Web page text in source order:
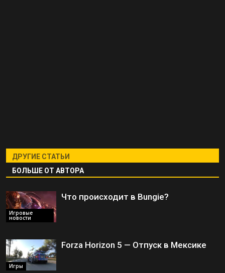
ДРУГИЕ СТАТЬИ
БОЛЬШЕ ОТ АВТОРА
Игровые
новости
Что происходит в Bungie?
Игры
Forza Horizon 5 — Отпуск в Мексике